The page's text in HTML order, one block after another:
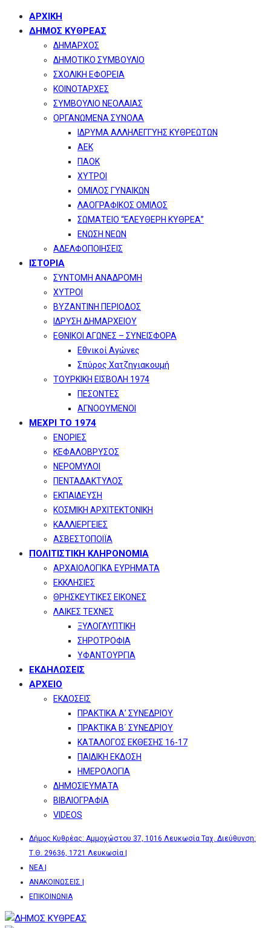
ΑΡΧΙΚΗ
ΔΗΜΟΣ ΚΥΘΡΕΑΣ
ΔΗΜΑΡΧΟΣ
ΔΗΜΟΤΙΚΟ ΣΥΜΒΟΥΛΙΟ
ΣΧΟΛΙΚΗ ΕΦΟΡΕΙΑ
ΚΟΙΝΟΤΑΡΧΕΣ
ΣΥΜΒΟΥΛΙΟ ΝΕΟΛΑΙΑΣ
ΟΡΓΑΝΩΜΕΝΑ ΣΥΝΟΛΑ
ΙΔΡΥΜΑ ΑΛΛΗΛΕΓΓΥΗΣ ΚΥΘΡΕΩΤΩΝ
ΑΕΚ
ΠΑΟΚ
ΧΥΤΡΟΙ
ΟΜΙΛΟΣ ΓΥΝΑΙΚΩΝ
ΛΑΟΓΡΑΦΙΚΟΣ ΟΜΙΛΟΣ
ΣΩΜΑΤΕΙΟ “ΕΛΕΥΘΕΡΗ ΚΥΘΡΕΑ”
ΕΝΩΣΗ ΝΕΩΝ
ΑΔΕΛΦΟΠΟΙΗΣΕΙΣ
ΙΣΤΟΡΙΑ
ΣΥΝΤΟΜΗ ΑΝΑΔΡΟΜΗ
ΧΥΤΡΟΙ
ΒΥΖΑΝΤΙΝΗ ΠΕΡΙΟΔΟΣ
ΙΔΡΥΣΗ ΔΗΜΑΡΧΕΙΟΥ
ΕΘΝΙΚΟΙ ΑΓΩΝΕΣ – ΣΥΝΕΙΣΦΟΡΑ
Εθνικοί Αγώνες
Σπύρος Χατζηγιακουμή
ΤΟΥΡΚΙΚΗ ΕΙΣΒΟΛΗ 1974
ΠΕΣΟΝΤΕΣ
ΑΓΝΟΟΥΜΕΝΟΙ
ΜΕΧΡΙ ΤΟ 1974
ΕΝΟΡΙΕΣ
ΚΕΦΑΛΟΒΡΥΣΟΣ
ΝΕΡΟΜΥΛΟΙ
ΠΕΝΤΑΔΑΚΤΥΛΟΣ
ΕΚΠΑΙΔΕΥΣΗ
ΚΟΣΜΙΚΗ ΑΡΧΙΤΕΚΤΟΝΙΚΗ
ΚΑΛΛΙΕΡΓΕΙΕΣ
ΑΣΒΕΣΤΟΠΟΙΪΑ
ΠΟΛΙΤΙΣΤΙΚΗ ΚΛΗΡΟΝΟΜΙΑ
ΑΡΧΑΙΟΛΟΓΙΚΑ ΕΥΡΗΜΑΤΑ
ΕΚΚΛΗΣΙΕΣ
ΘΡΗΣΚΕΥΤΙΚΕΣ ΕΙΚΟΝΕΣ
ΛΑΙΚΕΣ ΤΕΧΝΕΣ
ΞΥΛΟΓΛΥΠΤΙΚΗ
ΣΗΡΟΤΡΟΦΙΑ
ΥΦΑΝΤΟΥΡΓΙΑ
ΕΚΔΗΛΩΣΕΙΣ
ΑΡΧΕΙΟ
ΕΚΔΟΣΕΙΣ
ΠΡΑΚΤΙΚΑ Α’ ΣΥΝΕΔΡΙΟΥ
ΠΡΑΚΤΙΚΑ Β΄ ΣΥΝΕΔΡΙΟΥ
ΚΑΤΑΛΟΓΟΣ ΕΚΘΕΣΗΣ 16-17
ΠΑΙΔΙΚΗ ΕΚΔΟΣΗ
ΗΜΕΡΟΛΟΓΙΑ
ΔΗΜΟΣΙΕΥΜΑΤΑ
ΒΙΒΛΙΟΓΡΑΦΙΑ
VIDEOS
Δήμος Κυθρέας: Αμμοχώστου 37, 1016 Λευκωσία Ταχ. Διεύθυνση:
Τ.Θ. 29636, 1721 Λευκωσία |
ΝΕΑ |
ΑΝΑΚΟΙΝΩΣΕΙΣ |
ΕΠΙΚΟΙΝΩΝΙΑ